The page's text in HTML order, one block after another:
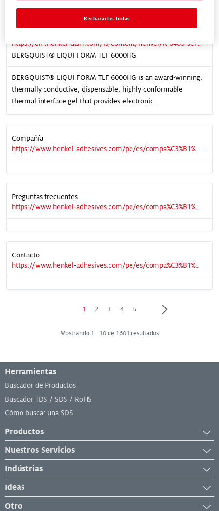
https://dm.henkel-dam.com/is/content/henkel/lt-8469-sell-sheet-bergquist-liqui-form-tlf-6000hg
BERGQUIST® LIQUI FORM TLF 6000HG
BERGQUIST® LIQUI FORM TLF 6000HG is an award-winning,
thermally conductive, dispensable, highly conformable
thermal interface gel that provides electronic...
Compañía
https://www.henkel-adhesives.com/pe/es/compa%C3%B1%C3%ADa.html
Preguntas frecuentes
https://www.henkel-adhesives.com/pe/es/compa%C3%B1%C3%ADa/preguntas-frecuentes.html
Contacto
https://www.henkel-adhesives.com/pe/es/compa%C3%B1%C3%ADa/contacto.html
Page
1 Page
2 Page
3 Page
4 Page
5
Mostrando 1 - 10 de 1601 resultados
Herramientas
Buscador de Productos
Buscador TDS / SDS / RoHS
Cómo buscar una SDS
Productos
Recubrimientos Industriales
Lubricantes Industriales
Material de Reparación
Nuestros Servicios
General
Equipos
Analíticos y de laboratorio
Indústrias
Mantenimiento y Reparación Industrial
Fabricación
Ideas
Otro
Rechazarlas todas